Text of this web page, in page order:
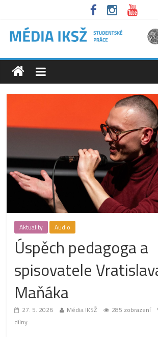
Aktuality Audio
Úspěch pedagoga a
spisovatele
Maňáka
27. 5. 2026 Média IKSŽ 285 zobrazení
dílny